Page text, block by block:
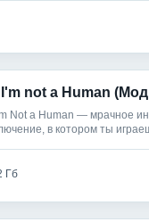
not a Human
Not a Human — мрачное
в котором ты
Гб